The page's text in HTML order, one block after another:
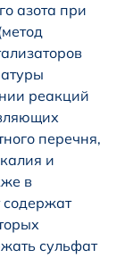
азота при
реакций
перечня,
и
в
содержат
сульфат